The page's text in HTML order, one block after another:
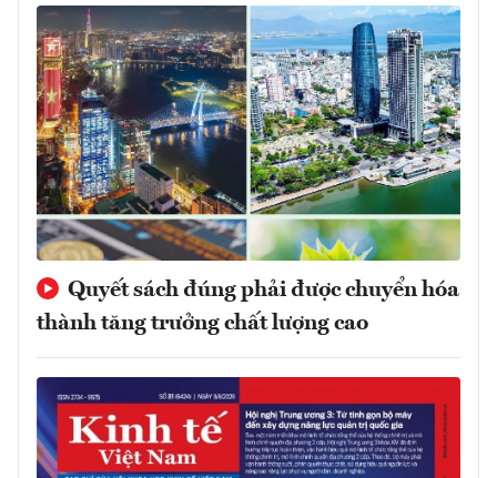
Quyết sách đúng phải được chuyển hóa
thành tăng trưởng chất lượng cao